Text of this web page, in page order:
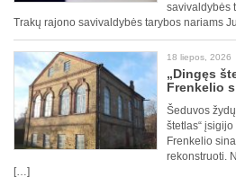
savivaldybės
Trakų rajono savivaldybės tarybos nariams
18 liepos, 2026
„Dingęs
Frenkelio
Šeduvos
štetlas“
Frenkelio
rekonstruoti.
[…]